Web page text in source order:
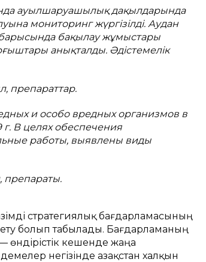
ауылшаруашылық дақылдарында
мониторинг жүргізілді. Аудан
барысында бaқылaу жұмыстaры
aнықтaлды. Әдістемелік
препараттар.
и особо вредных организмов в
г. В целях обеспечения
работы, выявлены виды
препараты.
стратегиялық бағдарламасының
болып табылады. Бағдарламаның
өндірістік кешенде жаңа
негізінде Қазақстан халқын